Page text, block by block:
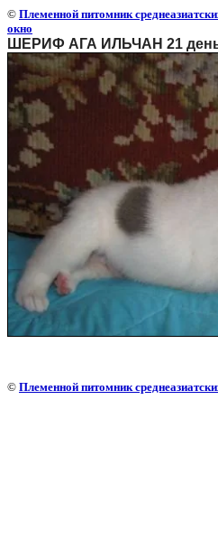
© Племенной питомник
окно
ШЕРИФ АГА ИЛЬЧАН 21
© Племенной питомник